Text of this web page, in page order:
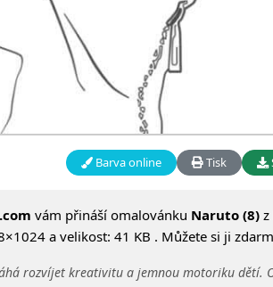
Barva online Tisk
vám přináší omalovánku Naruto (8)z
a velikost: 41 KB . Můžete si ji
rozvíjet kreativitu a jemnou motoriku dětí.